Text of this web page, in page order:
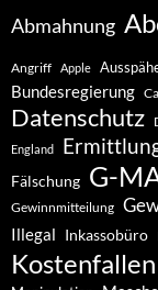
Abmahnung
Angriff Apple
Bundesregierung
Datenschutz
England
Fälschung G-
Gewinnmitteilung
Illegal Inkassobüro
Kostenfallen